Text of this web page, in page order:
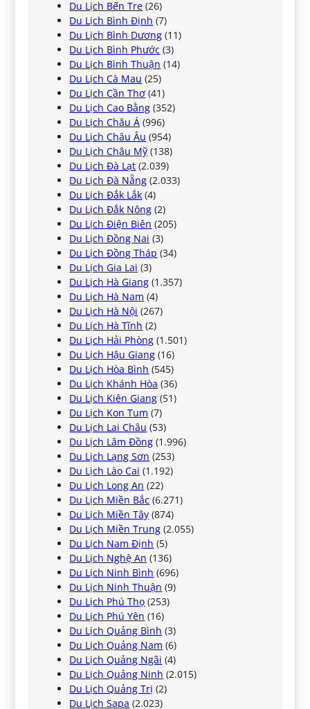
Du Lịch Bến Tre (26)
Du Lịch Bình Định (7)
Du Lịch Bình Dương (11)
Du Lịch Bình Phước (3)
Du Lịch Bình Thuận (14)
Du Lịch Cà Mau (25)
Du Lịch Cần Thơ (41)
Du Lịch Cao Bằng (352)
Du Lịch Châu Á (996)
Du Lịch Châu Âu (954)
Du Lịch Châu Mỹ (138)
Du Lịch Đà Lạt (2.039)
Du Lịch Đà Nẵng (2.033)
Du Lịch Đắk Lắk (4)
Du Lịch Đắk Nông (2)
Du Lịch Điện Biên (205)
Du Lịch Đồng Nai (3)
Du Lịch Đồng Tháp (34)
Du Lịch Gia Lai (3)
Du Lịch Hà Giang (1.357)
Du Lịch Hà Nam (4)
Du Lịch Hà Nội (267)
Du Lịch Hà Tĩnh (2)
Du Lịch Hải Phòng (1.501)
Du Lịch Hậu Giang (16)
Du Lịch Hòa Bình (545)
Du Lịch Khánh Hòa (36)
Du Lịch Kiên Giang (51)
Du Lịch Kon Tum (7)
Du Lịch Lai Châu (53)
Du Lịch Lâm Đồng (1.996)
Du Lịch Lạng Sơn (253)
Du Lịch Lào Cai (1.192)
Du Lịch Long An (22)
Du Lịch Miền Bắc (6.271)
Du Lịch Miền Tây (874)
Du Lịch Miền Trung (2.055)
Du Lịch Nam Định (5)
Du Lịch Nghệ An (136)
Du Lịch Ninh Bình (696)
Du Lịch Ninh Thuận (9)
Du Lịch Phú Thọ (253)
Du Lịch Phú Yên (16)
Du Lịch Quảng Bình (3)
Du Lịch Quảng Nam (6)
Du Lịch Quảng Ngãi (4)
Du Lịch Quảng Ninh (2.015)
Du Lịch Quảng Trị (2)
Du Lịch Sapa (2.023)